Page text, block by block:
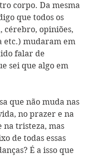
corpo. Da mesma
que todos os
cérebro, opiniões,
etc.) mudaram em
falar de
sei que algo em
que não muda nas
no prazer e na
na tristeza, mas
de todas essas
É a isso que